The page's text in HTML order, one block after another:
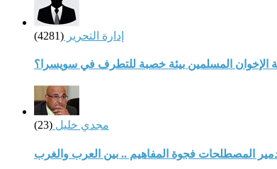
إدارة التحرير (4281)
الإخوان المسلمين بيئة خصبة للتطرف في سويسرا؟
مجدي خليل (23)
المصطلحات فجوة المفاهيم .. بين العرب والغرب